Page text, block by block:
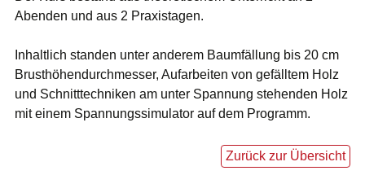
Abenden und aus 2 Praxistagen.
Inhaltlich standen unter anderem Baumfällung bis 20 cm
Brusthöhendurchmesser, Aufarbeiten von gefälltem Holz
und Schnitttechniken am unter Spannung stehenden Holz
mit einem Spannungssimulator auf dem Programm.
Zurück zur Übersicht